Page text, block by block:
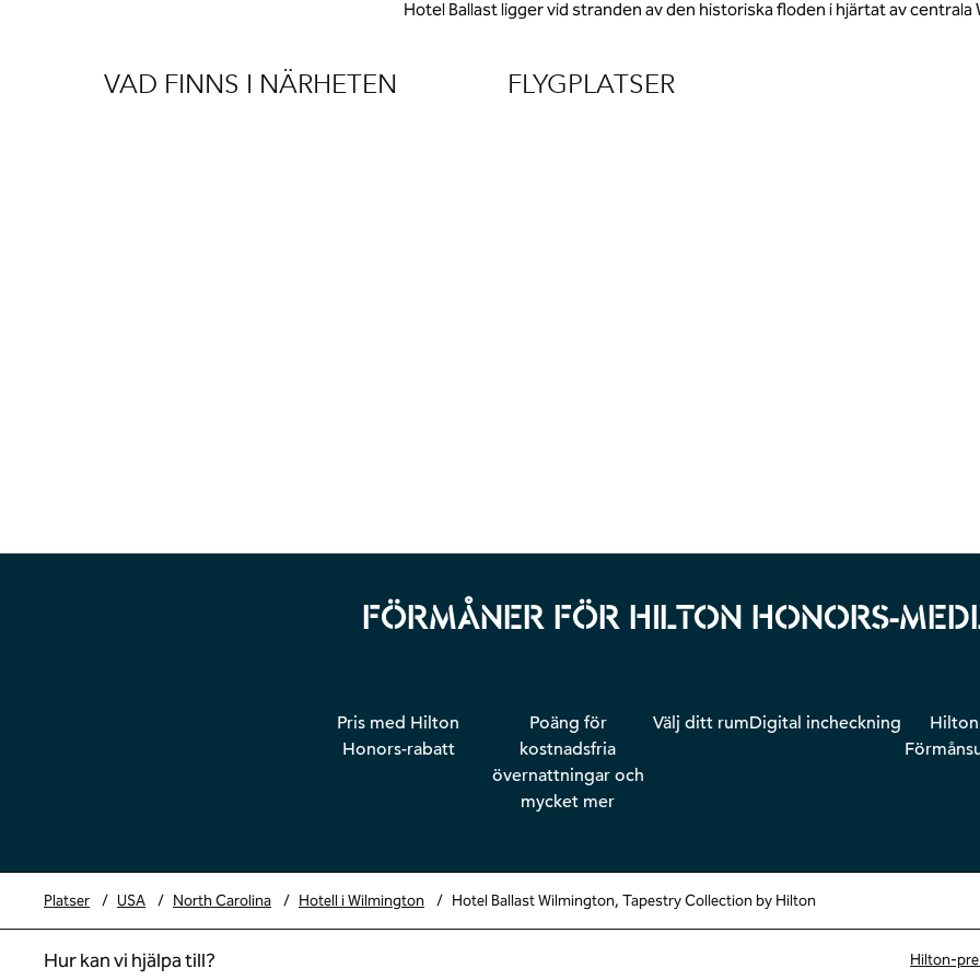
Hotel Ballast ligger vid stranden av den historiska floden i hjärtat av centrala
VAD FINNS I NÄRHETEN FLYGPLATSER
FÖRMÅNER FÖR HILTON HONORS-
Pris med Hilton
Honors-rabatt
Poäng för
kostnadsfria
övernattningar och
mycket mer
Välj ditt rumDigital incheckning
Platser / USA / North Carolina / Hotell i Wilmington / Hotel Ballast Wilmington, Tapestry Collection by Hilton
Hur kan vi hjälpa till? Hilton-